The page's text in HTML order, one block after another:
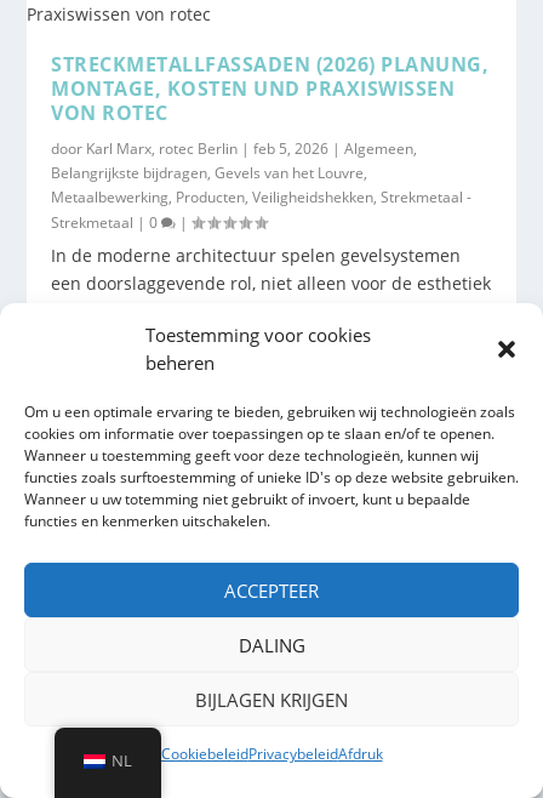
Toestemming voor cookies
beheren
Om u een optimale ervaring te bieden, gebruiken wij technologieën zoals
cookies om informatie over toepassingen op te slaan en/of te openen.
Wanneer u toestemming geeft voor deze technologieën, kunnen wij
functies zoals surftoestemming of unieke ID's op deze website gebruiken.
Wanneer u uw totemming niet gebruikt of invoert, kunt u bepaalde
functies en kenmerken uitschakelen.
ACCEPTEER
DALING
BIJLAGEN KRIJGEN
CookiebeleidPrivacybeleidAfdruk
STRECKMETALLFASSADEN (2026) PLANUNG,
MONTAGE, KOSTEN UND PRAXISWISSEN
VON ROTEC
door Karl Marx, rotec Berlin |feb 5, 2026 |Algemeen,
Belangrijkste bijdragen,Gevels van het Louvre,
Metaalbewerking, Producten,Veiligheidshekken,Strekmetaal -
Strekmetaal |0 |
In de moderne architectuur spelen gevelsystemen
een doorslaggevende rol, niet alleen voor de esthetiek
duurzaamheid ervan. Een innovatieve oplossing die
de afgelopen jaren steeds populairder is geworden, is
klimaatomkastingen op het dak. Deze techniek biedt
verschillende voordelen, van het verbeteren van de
energie-efficiëntie tot het creëren van unieke visuele
effecten. Een bedrijf dat op dit gebied voorop loopt is
rotec Berlin, met 35 jaar ervaring in de
metaalverwerkende industrie.
MEER LEZEN
NL